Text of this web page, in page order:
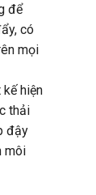
để
có
mọi
hiện
thải
đậy
môi